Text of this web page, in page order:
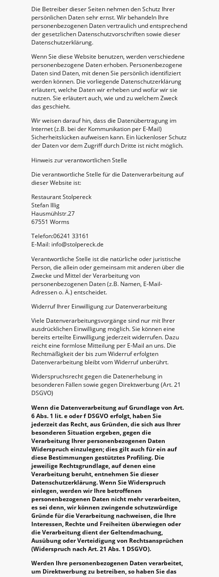
Die Betreiber dieser Seiten nehmen den Schutz Ihrer
persönlichen Daten sehr ernst. Wir behandeln Ihre
personenbezogenen Daten vertraulich und entsprechend
der gesetzlichen Datenschutzvorschriften sowie dieser
Datenschutzerklärung.
Wenn Sie diese Website benutzen, werden verschiedene
personenbezogene Daten erhoben. Personenbezogene
Daten sind Daten, mit denen Sie persönlich identifiziert
werden können. Die vorliegende Datenschutzerklärung
erläutert, welche Daten wir erheben und wofür wir sie
nutzen. Sie erläutert auch, wie und zu welchem Zweck
das geschieht.
Wir weisen darauf hin, dass die Datenübertragung im
Internet (z.B. bei der Kommunikation per E-Mail)
Sicherheitslücken aufweisen kann. Ein lückenloser Schutz
der Daten vor dem Zugriff durch Dritte ist nicht möglich.
Hinweis zur verantwortlichen Stelle
Die verantwortliche Stelle für die Datenverarbeitung auf
dieser Website ist:
Restaurant Stolpereck
Stefan Illig
Hausmühlstr.27
67551 Worms
Telefon:06241 33161
E-Mail: info@stolpereck.de
Verantwortliche Stelle ist die natürliche oder juristische
Person, die allein oder gemeinsam mit anderen über die
Zwecke und Mittel der Verarbeitung von
personenbezogenen Daten (z.B. Namen, E-Mail-
Adressen o. Ä.) entscheidet.
Widerruf Ihrer Einwilligung zur Datenverarbeitung
Viele Datenverarbeitungsvorgänge sind nur mit Ihrer
ausdrücklichen Einwilligung möglich. Sie können eine
bereits erteilte Einwilligung jederzeit widerrufen. Dazu
reicht eine formlose Mitteilung per E-Mail an uns. Die
Rechtmäßigkeit der bis zum Widerruf erfolgten
Datenverarbeitung bleibt vom Widerruf unberührt.
Widerspruchsrecht gegen die Datenerhebung in
besonderen Fällen sowie gegen Direktwerbung (Art. 21
DSGVO)
Wenn die Datenverarbeitung auf Grundlage von Art.
6 Abs. 1 lit. e oder f DSGVO erfolgt, haben Sie
jederzeit das Recht, aus Gründen, die sich aus Ihrer
besonderen Situation ergeben, gegen die
Verarbeitung Ihrer personenbezogenen Daten
Widerspruch einzulegen; dies gilt auch für ein auf
diese Bestimmungen gestütztes Profiling. Die
jeweilige Rechtsgrundlage, auf denen eine
Verarbeitung beruht, entnehmen Sie dieser
Datenschutzerklärung. Wenn Sie Widerspruch
einlegen, werden wir Ihre betroffenen
personenbezogenen Daten nicht mehr verarbeiten,
es sei denn, wir können zwingende schutzwürdige
Gründe für die Verarbeitung nachweisen, die Ihre
Interessen, Rechte und Freiheiten überwiegen oder
die Verarbeitung dient der Geltendmachung,
Ausübung oder Verteidigung von Rechtsansprüchen
(Widerspruch nach Art. 21 Abs. 1 DSGVO).
Werden Ihre personenbezogenen Daten verarbeitet,
um Direktwerbung zu betreiben, so haben Sie das